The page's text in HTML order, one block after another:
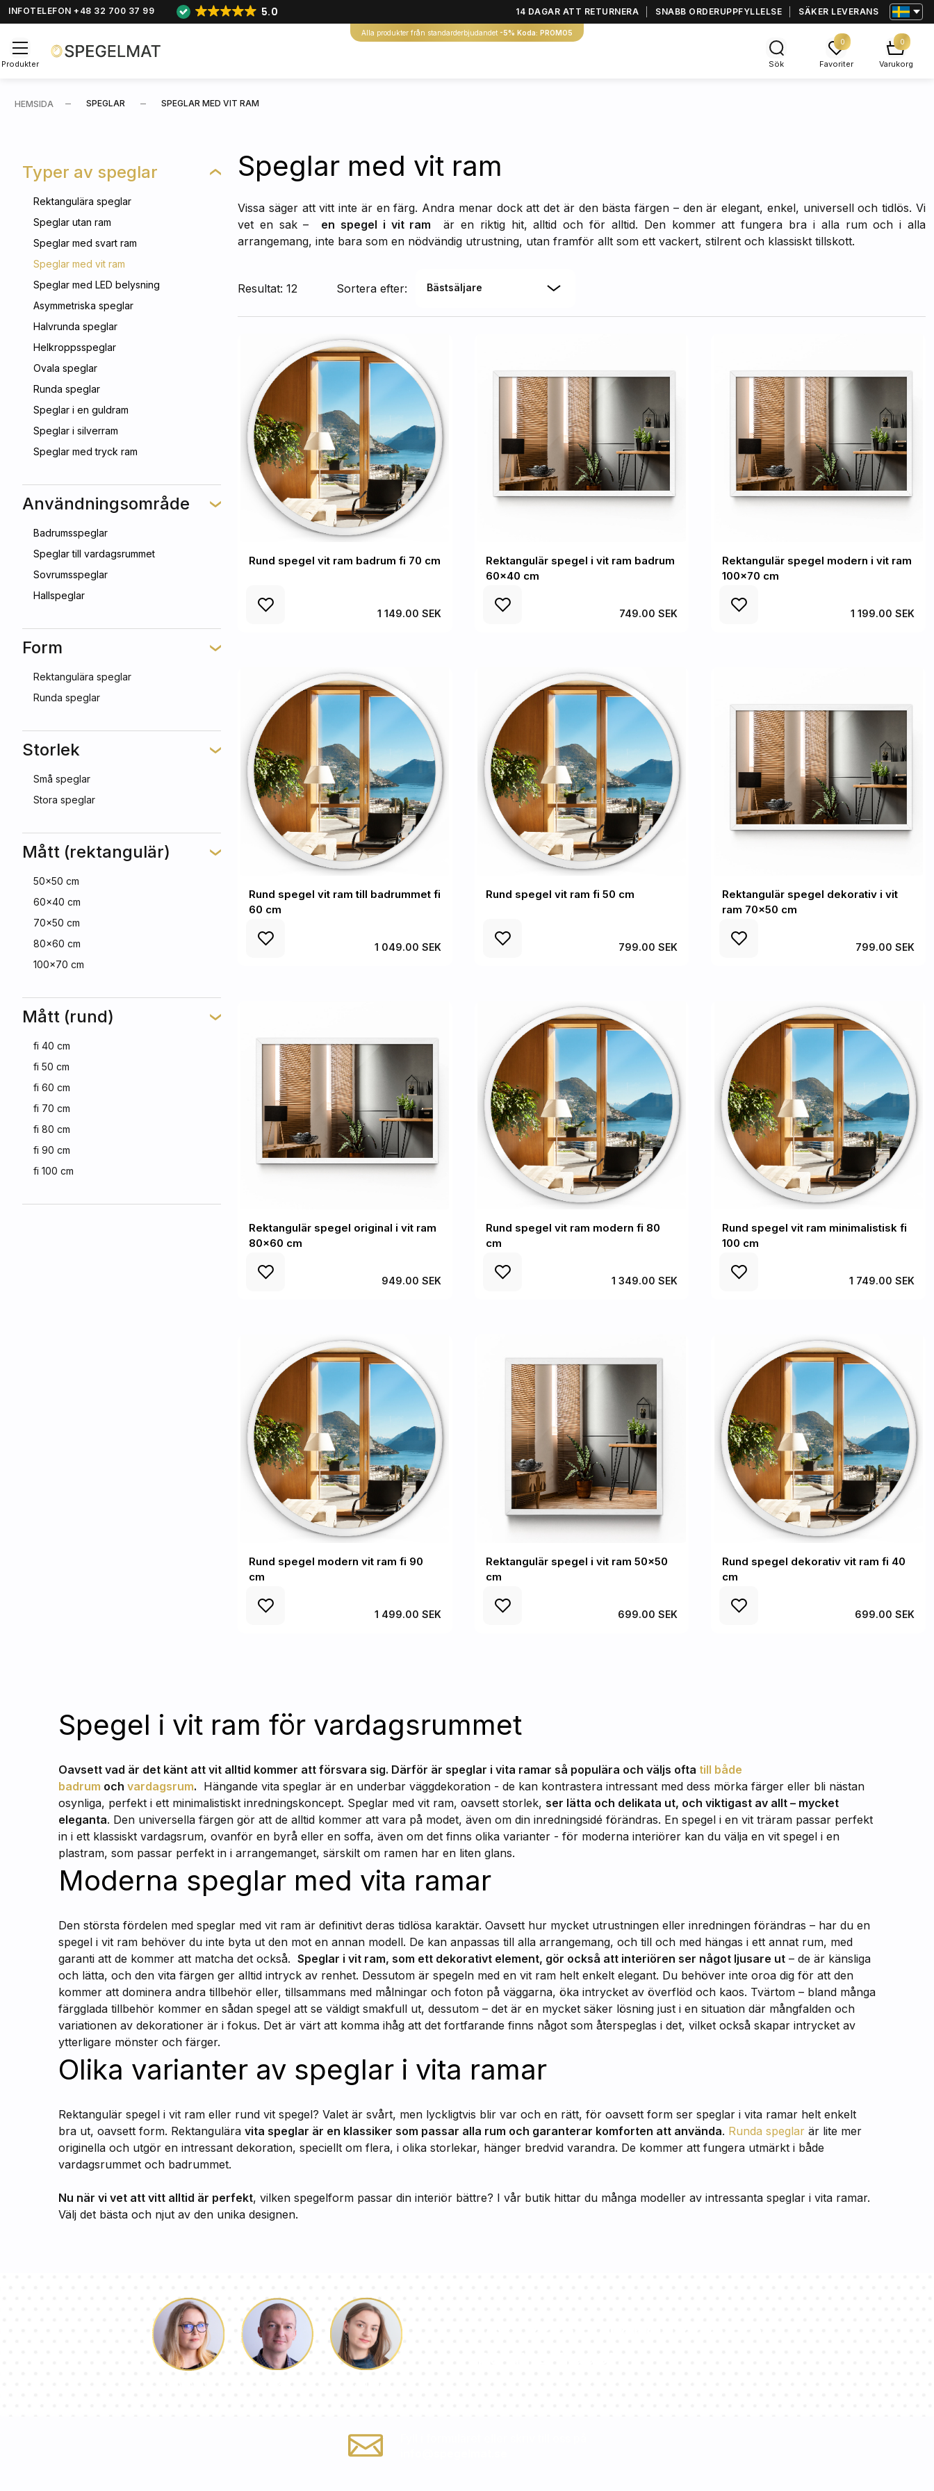
INFOTELEFON +48 32 700 37 99 5.0 14 DAGAR ATT RETURNERA SNABB ORDERUPPFYLLELSE SÄKER LEVERANS
Alla produkter från standarderbjudandet -5% Koda: PROMO5
Produkter Sök
0
Favoriter
0
Varukorg
HEMSIDA SPEGLAR SPEGLAR MED VIT RAM
Typer av speglar
Rektangulära speglar
Speglar utan ram
Speglar med svart ram
Speglar med vit ram
Speglar med LED belysning
Asymmetriska speglar
Halvrunda speglar
Helkroppsspeglar
Ovala speglar
Runda speglar
Speglar i en guldram
Speglar i silverram
Speglar med tryck ram
Användningsområde
Badrumsspeglar
Speglar till vardagsrummet
Sovrumsspeglar
Hallspeglar
Form
Rektangulära speglar
Runda speglar
Storlek
Små speglar
Stora speglar
Mått (rektangulär)
50x50 cm
60x40 cm
70x50 cm
80x60 cm
100x70 cm
Mått (rund)
fi 40 cm
fi 50 cm
fi 60 cm
fi 70 cm
fi 80 cm
fi 90 cm
fi 100 cm
Speglar med vit ram
Vissa säger att vitt inte är en färg. Andra menar dock att det är den bästa färgen – den är elegant, enkel, universell och tidlös. Vi
vet en sak – en spegel i vit ram är en riktig hit, alltid och för alltid. Den kommer att fungera bra i alla rum och i alla
arrangemang, inte bara som en nödvändig utrustning, utan framför allt som ett vackert, stilrent och klassiskt tillskott.
Resultat: 12 Sortera efter: Bästsäljare
Rund spegel vit ram badrum fi 70 cm
1 149.00 SEK
Rektangulär spegel i vit ram badrum
60x40 cm
749.00 SEK
Rektangulär spegel modern i vit ram
100x70 cm
1 199.00 SEK
Rund spegel vit ram till badrummet fi
60 cm
1 049.00 SEK
Rund spegel vit ram fi 50 cm
799.00 SEK
Rektangulär spegel dekorativ i vit
ram 70x50 cm
799.00 SEK
Rektangulär spegel original i vit ram
80x60 cm
949.00 SEK
Rund spegel vit ram modern fi 80
cm
1 349.00 SEK
Rund spegel vit ram minimalistisk fi
100 cm
1 749.00 SEK
Rund spegel modern vit ram fi 90
cm
1 499.00 SEK
Rektangulär spegel i vit ram 50x50
cm
699.00 SEK
Rund spegel dekorativ vit ram fi 40
cm
699.00 SEK
Spegel i vit ram för vardagsrummet
Oavsett vad är det känt att vit alltid kommer att försvara sig. Därför är speglar i vita ramar så populära och väljs ofta till både
badrum och vardagsrum. Hängande vita speglar är en underbar väggdekoration - de kan kontrastera intressant med dess mörka färger eller bli nästan
osynliga, perfekt i ett minimalistiskt inredningskoncept. Speglar med vit ram, oavsett storlek, ser lätta och delikata ut, och viktigast av allt – mycket
eleganta. Den universella färgen gör att de alltid kommer att vara på modet, även om din inredningsidé förändras. En spegel i en vit träram passar perfekt
in i ett klassiskt vardagsrum, ovanför en byrå eller en soffa, även om det finns olika varianter - för moderna interiörer kan du välja en vit spegel i en
plastram, som passar perfekt in i arrangemanget, särskilt om ramen har en liten glans.
Moderna speglar med vita ramar
Den största fördelen med speglar med vit ram är definitivt deras tidlösa karaktär. Oavsett hur mycket utrustningen eller inredningen förändras – har du en
spegel i vit ram behöver du inte byta ut den mot en annan modell. De kan anpassas till alla arrangemang, och till och med hängas i ett annat rum, med
garanti att de kommer att matcha det också. Speglar i vit ram, som ett dekorativt element, gör också att interiören ser något ljusare ut – de är känsliga
och lätta, och den vita färgen ger alltid intryck av renhet. Dessutom är spegeln med en vit ram helt enkelt elegant. Du behöver inte oroa dig för att den
kommer att dominera andra tillbehör eller, tillsammans med målningar och foton på väggarna, öka intrycket av överflöd och kaos. Tvärtom – bland många
färgglada tillbehör kommer en sådan spegel att se väldigt smakfull ut, dessutom – det är en mycket säker lösning just i en situation där mångfalden och
variationen av dekorationer är i fokus. Det är värt att komma ihåg att det fortfarande finns något som återspeglas i det, vilket också skapar intrycket av
ytterligare mönster och färger.
Olika varianter av speglar i vita ramar
Rektangulär spegel i vit ram eller rund vit spegel? Valet är svårt, men lyckligtvis blir var och en rätt, för oavsett form ser speglar i vita ramar helt enkelt
bra ut, oavsett form. Rektangulära vita speglar är en klassiker som passar alla rum och garanterar komforten att använda. Runda speglar är lite mer
originella och utgör en intressant dekoration, speciellt om flera, i olika storlekar, hänger bredvid varandra. De kommer att fungera utmärkt i både
vardagsrummet och badrummet.
Nu när vi vet att vitt alltid är perfekt, vilken spegelform passar din interiör bättre? I vår butik hittar du många modeller av intressanta speglar i vita ramar.
Välj det bästa och njut av den unika designen.